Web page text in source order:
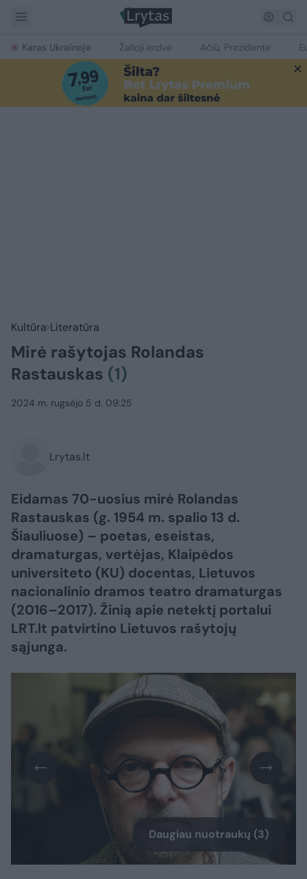
Karas Ukrainoje Žalioji erdvė Ačiū, Prezidente
Kultūra Literatūra
Mirė rašytojas Rolandas
Rastauskas (1)
2024 m. rugsėjo 5 d. 09:25
Lrytas.lt
Eidamas 70-uosius mirė Rolandas
Rastauskas (g. 1954 m. spalio 13 d.
Šiauliuose) – poetas, eseistas,
dramaturgas, vertėjas, Klaipėdos
universiteto (KU) docentas, Lietuvos
nacionalinio dramos teatro dramaturgas
(2016–2017). Žinią apie netektį portalui
LRT.lt patvirtino Lietuvos rašytojų
sąjunga.
Daugiau nuotraukų (3)